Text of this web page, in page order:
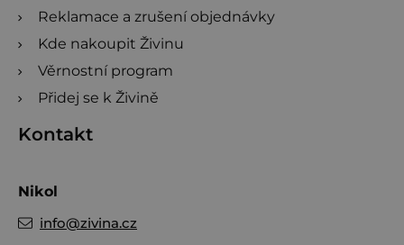
Reklamace a zrušení objednávky
Kde nakoupit Živinu
Věrnostní program
Přidej se k Živině
Kontakt
Nikol
info@zivina.cz